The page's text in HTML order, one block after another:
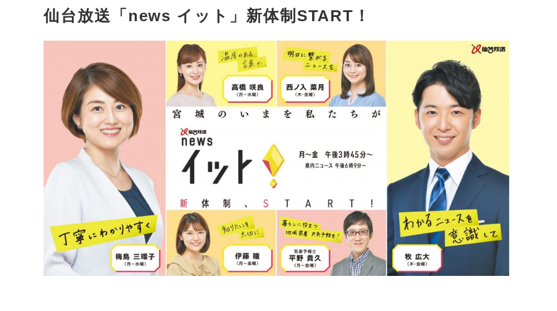
仙台放送「news イット」新体制START！